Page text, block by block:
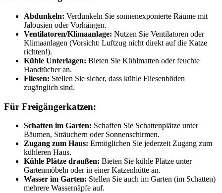
Abdunkeln: Verdunkeln Sie sonnenexponierte Räume mit
Jalousien oder Vorhängen.
Ventilatoren/Klimaanlage: Nutzen Sie Ventilatoren oder
Klimaanlagen (Vorsicht: Luftzug nicht direkt auf die Katze
richten!).
Kühle Unterlagen: Bieten Sie Kühlmatten oder feuchte
Handtücher an.
Fliesen: Stellen Sie sicher, dass kühle Fliesenböden
zugänglich sind.
Für Freigängerkatzen:
Schatten im Garten: Schaffen Sie Schattenplätze unter
Bäumen, Sträuchern oder Sonnenschirmen.
Zugang zum Haus: Ermöglichen Sie jederzeit Zugang zum
kühleren Haus.
Kühle Plätze draußen: Bieten Sie kühle Plätze unter
Gartenmöbeln oder in einer Katzenhütte an.
Wasser im Garten: Stellen Sie auch im Garten (im Schatten)
mehrere Wassernäpfe auf.